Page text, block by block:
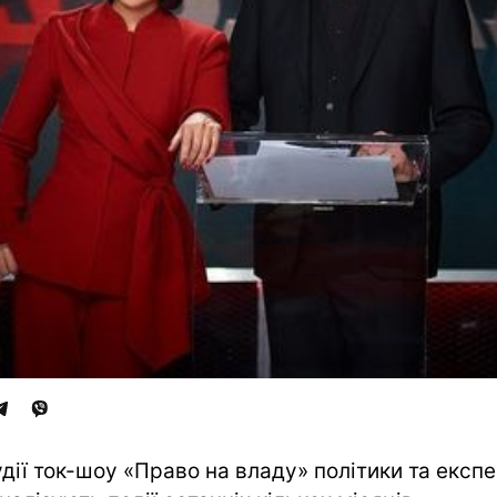
ток-шоу «Право на владу» політики та